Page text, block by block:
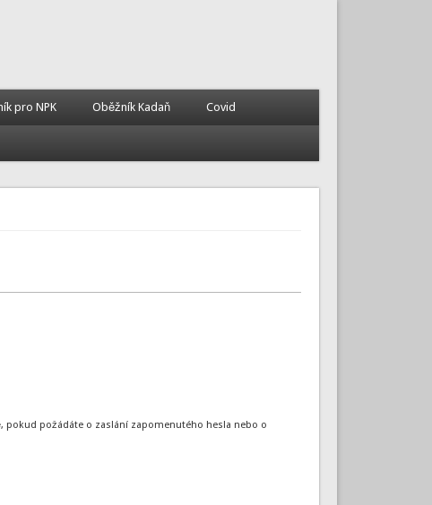
pro NPK Oběžník Kadaň Covid
pokud požádáte o zaslání zapomenutého hesla nebo o